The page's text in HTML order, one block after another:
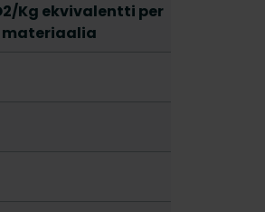
Kg ekvivalentti per
materiaalia